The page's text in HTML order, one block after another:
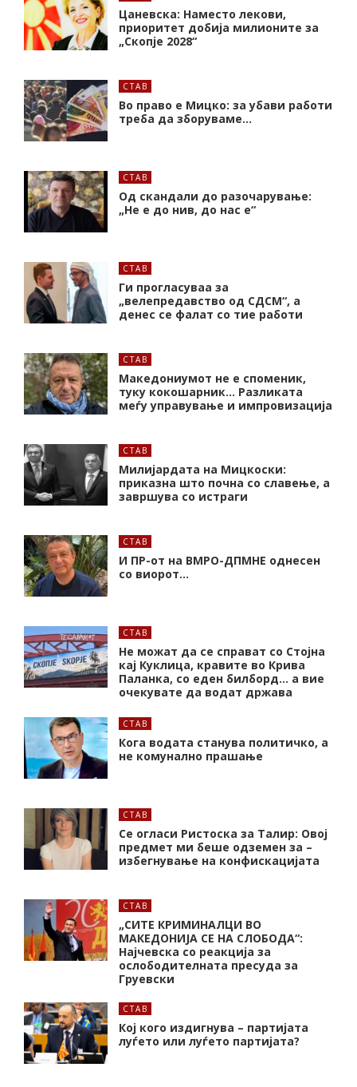
Цаневска: Наместо лекови,
приоритет добија милионите за
„Скопје 2028“
СТАВ
Во право е Мицко: за убави работи
треба да зборуваме…
СТАВ
Од скандали до разочарување:
„Не е до нив, до нас е“
СТАВ
Ги прогласуваа за
„велепредавство од СДСМ“, а
денес се фалат со тие работи
СТАВ
Македониумот не е споменик,
туку кокошарник… Разликата
меѓу управување и импровизација
СТАВ
Милијардата на Мицкоски:
приказна што почна со славење, а
завршува со истраги
СТАВ
И ПР-от на ВМРО-ДПМНЕ однесен
со виорот…
СТАВ
Не можат да се справат со Стојна
кај Куклица, кравите во Крива
Паланка, со еден билборд… а вие
очекувате да водат држава
СТАВ
Кога водата станува политичко, а
не комунално прашање
СТАВ
Се огласи Ристоска за Талир: Овој
предмет ми беше одземен за –
избегнување на конфискацијата
СТАВ
„СИТЕ КРИМИНАЛЦИ ВО
МАКЕДОНИЈА СЕ НА СЛОБОДА“:
Најчевска со реакција за
ослободителната пресуда за
Груевски
СТАВ
Кој кого издигнува – партијата
луѓето или луѓето партијата?